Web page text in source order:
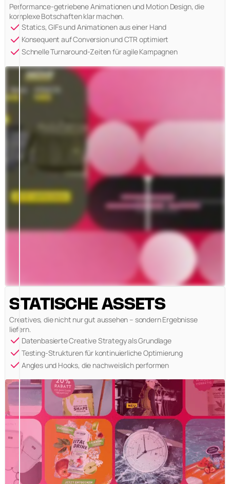
Performance-getriebene Animationen und Motion Design, die
komplexe Botschaften klar machen.
Statics, GIFs und Animationen aus einer Hand
Konsequent auf Conversion und CTR optimiert
Schnelle Turnaround-Zeiten für agile Kampagnen
STATISCHE ASSETS
Creatives, die nicht nur gut aussehen – sondern Ergebnisse
liefern.
Datenbasierte Creative Strategy als Grundlage
Testing-Strukturen für kontinuierliche Optimierung
Angles und Hooks, die nachweislich performen